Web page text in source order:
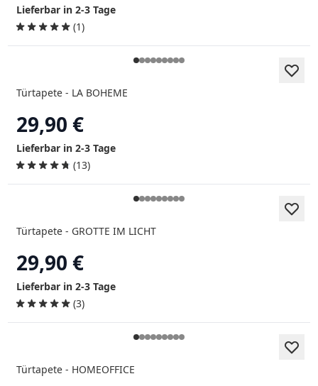
Lieferbar in 2-3 Tage
(1)
Türtapete - LA BOHEME
29,90 €
Lieferbar in 2-3 Tage
(13)
Türtapete - GROTTE IM LICHT
29,90 €
Lieferbar in 2-3 Tage
(3)
Türtapete - HOMEOFFICE